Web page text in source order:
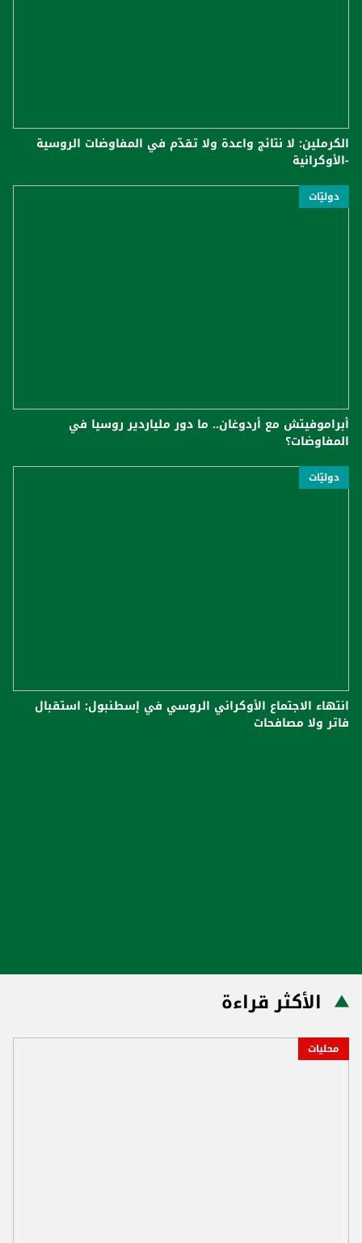
الكرملين: لا نتائج واعدة ولا تقدّم في المفاوضات الروسية
-الأوكرانية
دوليّات
أبراموفيتش مع أردوغان.. ما دور ملياردير روسيا في
المفاوضات؟
دوليّات
انتهاء الاجتماع الأوكراني الروسي في إسطنبول: استقبال
فاتر ولا مصافحات
الأكثر قراءة
محليات